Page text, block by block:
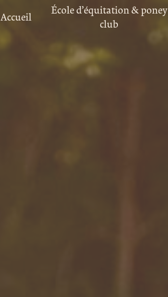
Accueil
École d’équitation & poney
club